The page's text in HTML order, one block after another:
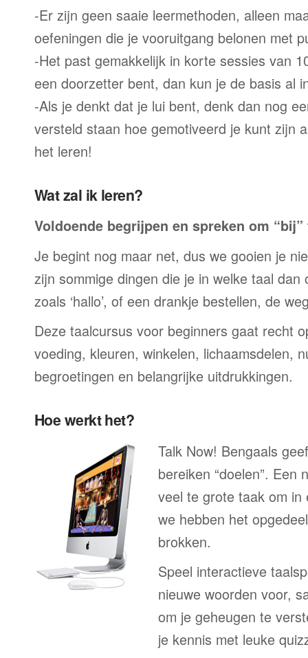
-Er zijn geen saaie leermethoden, alleen
oefeningen die je vooruitgang belonen met
-Het past gemakkelijk in korte sessies van
een doorzetter bent, dan kun je de basis al
-Als je denkt dat je lui bent, denk dan nog
versteld staan hoe gemotiveerd je kunt zijn
het leren!
Wat zal ik leren?
Voldoende begrijpen en spreken om
Je begint nog maar net, dus we gooien je
zijn sommige dingen die je in welke taal dan
zoals ‘hallo’, of een drankje bestellen, de
Deze taalcursus voor beginners gaat recht
voeding, kleuren, winkelen, lichaamsdelen,
begroetingen en belangrijke uitdrukkingen.
Hoe werkt het?
Talk Now! Bengaals
bereiken “doelen”. Een
veel te grote taak om
we hebben het
brokken.
Speel interactieve
nieuwe woorden voor,
om je geheugen te
je kennis met leuke